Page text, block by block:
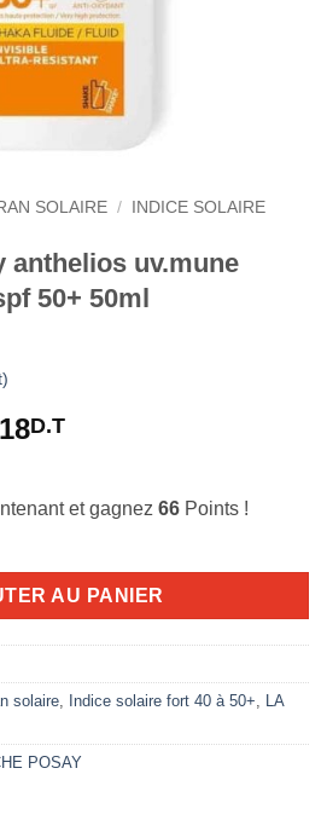
SOLAIRE /
INDICE SOLAIRE
anthelios uv.mune
50+ 50ml
:
D.TLe
est :
et gagnez 66 Points !
anthelios uv.mune fluide invisible
AU PANIER
solaire Indice solaire fort 40 à 50+
LA
POSAY